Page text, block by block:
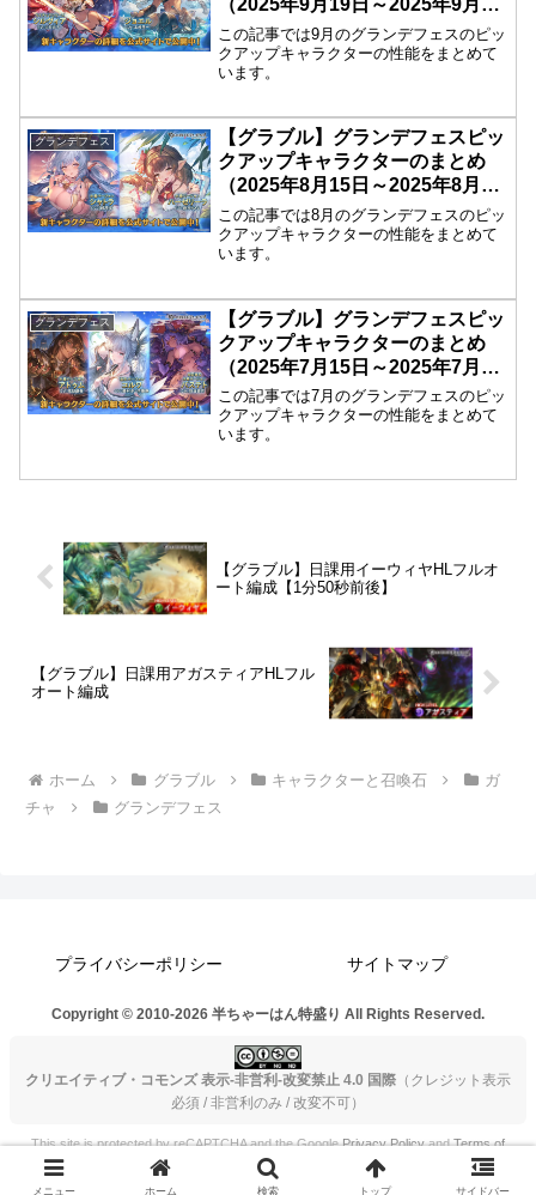
（2025年9月19日～2025年9月22
日）
この記事では9月のグランデフェスのピッ
クアップキャラクターの性能をまとめて
います。
グランデフェス
【グラブル】グランデフェスピッ
クアップキャラクターのまとめ
（2025年8月15日～2025年8月18
日）
この記事では8月のグランデフェスのピッ
クアップキャラクターの性能をまとめて
います。
グランデフェス
【グラブル】グランデフェスピッ
クアップキャラクターのまとめ
（2025年7月15日～2025年7月19
日）
この記事では7月のグランデフェスのピッ
クアップキャラクターの性能をまとめて
います。
【グラブル】日課用イーウィヤHLフルオ
ート編成【1分50秒前後】
【グラブル】日課用アガスティアHLフル
オート編成
ホーム グラブル キャラクターと召喚石
ガ
チャ
グランデフェス
プライバシーポリシー サイトマップ
Copyright © 2010-2026 半ちゃーはん特盛り All Rights Reserved.
クリエイティブ・コモンズ 表示-非営利-改変禁止 4.0 国際 （クレジット表示
必須 / 非営利のみ / 改変不可）
This site is protected by reCAPTCHA and the GooglePrivacy PolicyandTerms of
Serviceapply.
メニュー ホーム 検索 トップ サイドバー